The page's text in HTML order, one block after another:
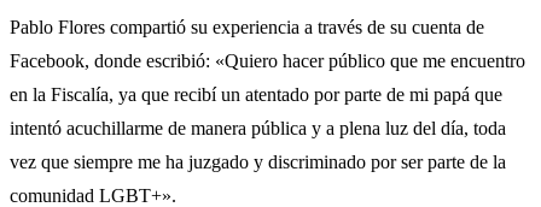
Pablo Flores compartió su experiencia a través de su cuenta de
Facebook, donde escribió: «Quiero hacer público que me encuentro
en la Fiscalía, ya que recibí un atentado por parte de mi papá que
intentó acuchillarme de manera pública y a plena luz del día, toda
vez que siempre me ha juzgado y discriminado por ser parte de la
comunidad LGBT+».